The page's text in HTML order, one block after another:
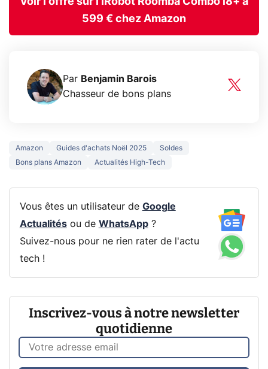
599 € chez Amazon
Par Benjamin Barois
Chasseur de bons plans
Amazon Guides d'achats Noël 2025
Soldes
Bons plans Amazon
Actualités High-Tech
Vous êtes un utilisateur de Google
Actualitésou de WhatsApp?
Suivez-nous pour ne rien rater de l'actu
tech !
Inscrivez-vous à notre newsletter
quotidienne